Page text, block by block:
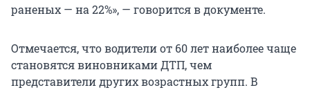
раненых — на 22%», — говорится в документе.
Отмечается, что водители от 60 лет наиболее чаще
становятся виновниками ДТП, чем
представители других возрастных групп. В